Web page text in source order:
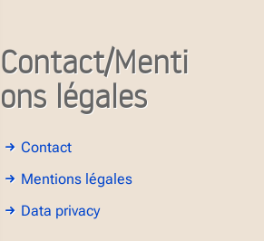
Contact/Menti
ons légales
Contact
Mentions légales
Data privacy